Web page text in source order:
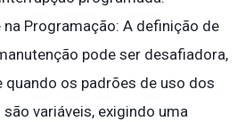
na Programação: A definição de
pode ser desafiadora,
quando os padrões de uso dos
variáveis, exigindo uma